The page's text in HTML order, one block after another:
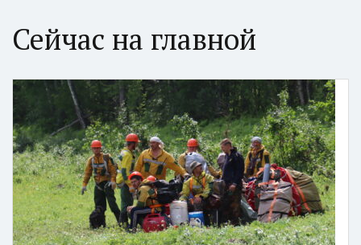
Сейчас на главной